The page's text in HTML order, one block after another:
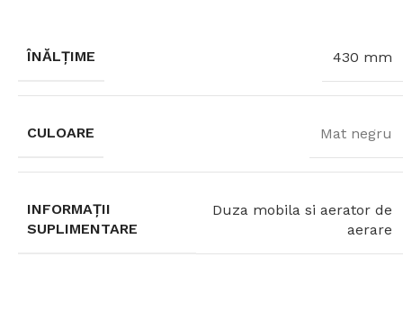
ÎNĂLȚIME 430 mm
CULOARE Mat negru
INFORMAȚII
SUPLIMENTARE
Duza mobila si aerator de
aerare